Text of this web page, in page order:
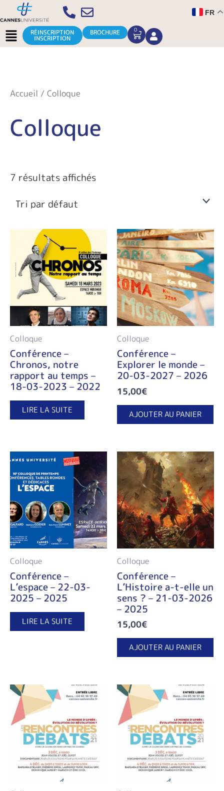
Aller
au
contenu
FR
Menu RÉINSCRIPTION
INSCRIPTION
BROCHURE 0
CART
Accueil / Colloque
Colloque
7 résultats affichés
Colloque
Conférence –
Chronos, notre
rapport au temps –
18-03-2023 – 2022
LIRE LA SUITE
Colloque
Conférence –
Explorer le monde –
20-03-2027 – 2026
15,00€
AJOUTER AU PANIER
Colloque
Conférence –
L’espace – 22-03-
2025 – 2025
LIRE LA SUITE
Colloque
Conférence –
L’Histoire a-t-elle un
sens ? – 21-03-2026
– 2025
15,00€
AJOUTER AU PANIER